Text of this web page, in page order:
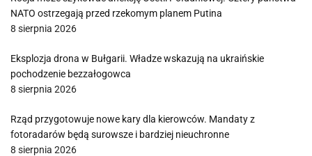
NATO ostrzegają przed rzekomym planem Putina
8 sierpnia 2026
Eksplozja drona w Bułgarii. Władze wskazują na ukraińskie
pochodzenie bezzałogowca
8 sierpnia 2026
Rząd przygotowuje nowe kary dla kierowców. Mandaty z
fotoradarów będą surowsze i bardziej nieuchronne
8 sierpnia 2026